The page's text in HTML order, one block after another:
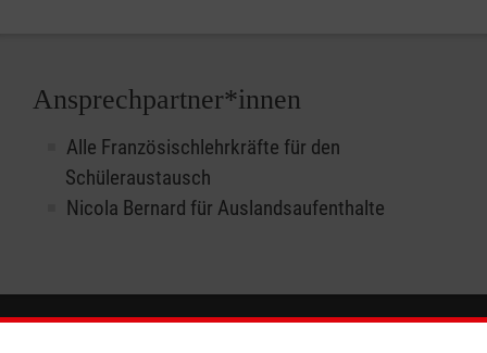
Ansprechpartner*innen
Alle Französischlehrkräfte für den
Schüleraustausch
Nicola Bernard für Auslandsaufenthalte